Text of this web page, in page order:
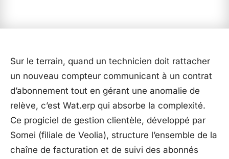
Sur le terrain, quand un technicien doit rattacher
un nouveau compteur communicant à un contrat
d’abonnement tout en gérant une anomalie de
relève, c’est Wat.erp qui absorbe la complexité.
Ce progiciel de gestion clientèle, développé par
Somei (filiale de Veolia), structure l’ensemble de la
chaîne de facturation et de suivi des abonnés